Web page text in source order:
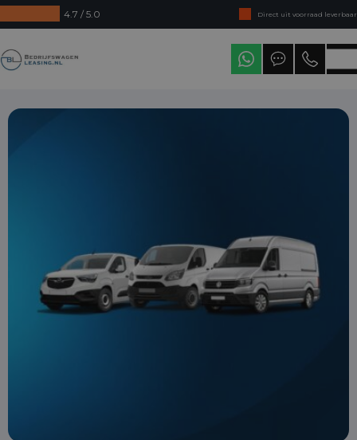
4.7 / 5.0
Direct uit voorraad leverbaar
Levering in heel Nederland